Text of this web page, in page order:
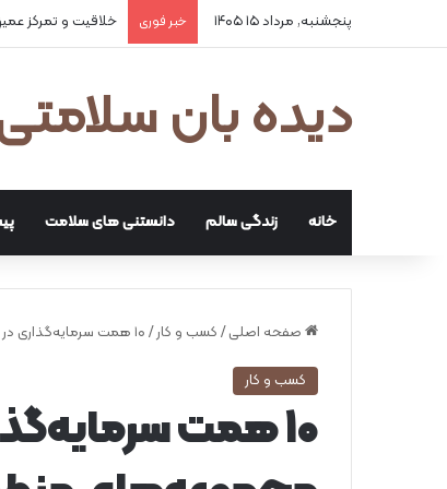
پنجشنبه, مرداد ۱۵ ۱۴۰۵ خبر فوری ۲ علت شایع‌ کم‌شنوایی
دیده بان
خانه زندگی سالم دانستنی های سلامت
صفحه اصلی / کسب و کار/ ۱۰ همت سرمایه‌گذاری در حوزه سلامت توسط مجموعه‌های منطقه بین‌المللی نوآوری ایران
کسب و کار
۱۰ همت